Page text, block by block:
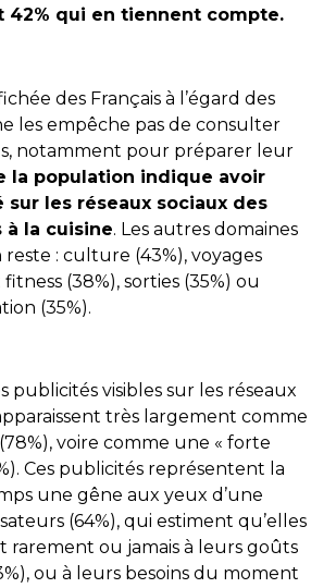
42% qui en tiennent compte.
des Français à l’égard des
les empêche pas de consulter
notamment pour préparer leur
la population indique avoir
sur les réseaux sociaux des
à la cuisine. Les autres domaines
reste : culture (43%), voyages
(38%), sorties (35%) ou
(35%).
publicités visibles sur les réseaux
très largement comme
voire comme une « forte
Ces publicités représentent la
une gêne aux yeux d’une
(64%), qui estiment qu’elles
rarement ou jamais à leurs goûts
ou à leurs besoins du moment